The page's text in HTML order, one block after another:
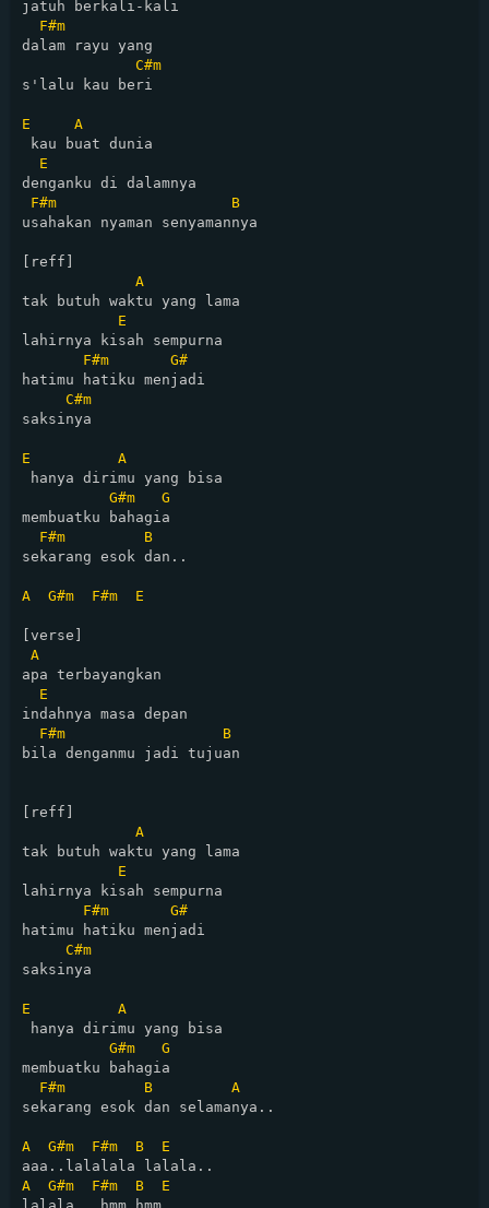
jatuh berkali-kali
F#m
dalam rayu yang
C#m
s'lalu kau beri
E
A
kau buat dunia
E
denganku di dalamnya
F#m
B
usahakan nyaman senyamannya
[reff]
A
tak butuh waktu yang lama
E
lahirnya kisah sempurna
F#m
G#
hatimu hatiku menjadi
C#m
saksinya
E
A
hanya dirimu yang bisa
G#m
G
membuatku bahagia
F#m
B
sekarang esok dan..
A G#m F#m E
[verse]
A
apa terbayangkan
E
indahnya masa depan
F#m
B
bila denganmu jadi tujuan
[reff]
A
tak butuh waktu yang lama
E
lahirnya kisah sempurna
F#m
G#
hatimu hatiku menjadi
C#m
saksinya
E
A
hanya dirimu yang bisa
G#m
G
membuatku bahagia
F#m
B
A
sekarang esok dan selamanya..
A G#m F#m B
E
A
G#m F#m B
E